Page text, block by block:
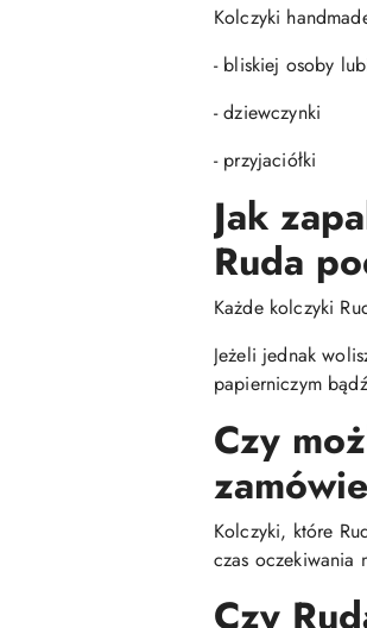
Kolczyki
- bliskiej osoby
- dziewczynki
- przyjaciółki
Jak
Ruda
Każde kolczyki
Jeżeli jednak
papierniczym
Czy
Kolczyki, które
czas oczekiwania
Czy